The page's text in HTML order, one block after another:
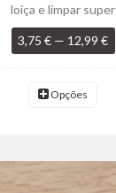
loiça e limpar super
3,75 € — 12,99 €
Opções